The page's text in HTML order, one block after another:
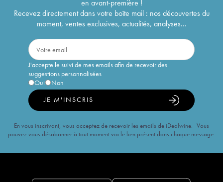
en avant-première !
Recevez directement dans votre boîte mail : nos découvertes du
moment, ventes exclusives, actualités, analyses...
J'accepte le suivi de mes emails afin de recevoir des
suggestions personnalisées
Oui
Non
JE M'INSCRIS
En vous inscrivant, vous acceptez de recevoir les emails de iDealwine. Vous
pouvez vous désabonner à tout moment via le lien présent dans chaque message.